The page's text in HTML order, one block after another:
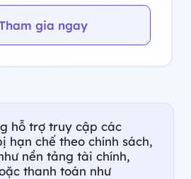
gia ngay
hỗ trợ truy cập các
hạn chế theo chính sách,
nền tảng tài chính,
thanh toán như